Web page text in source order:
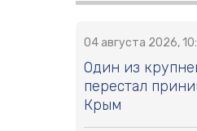
04 августа 2026,
Один из
перестал
Крым